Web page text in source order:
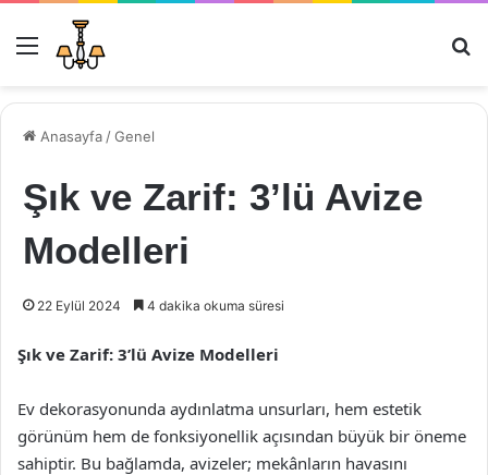
Menü
Anasayfa /Genel
Şık ve Zarif: 3’lü Avize
Modelleri
22 Eylül 2024 4 dakika okuma süresi
Şık ve Zarif: 3’lü Avize Modelleri
Ev dekorasyonunda aydınlatma unsurları, hem estetik
görünüm hem de fonksiyonellik açısından büyük bir öneme
sahiptir. Bu bağlamda, avizeler; mekânların havasını